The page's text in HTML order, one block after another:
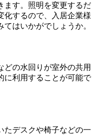
ます。照明を変更するだ
化するので、入居企業様
はいかがでしょうか。
どの水回りが室外の共用
に利用することが可能で
たデスクや椅子などの一